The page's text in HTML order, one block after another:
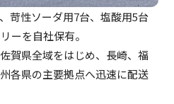
苛性ソーダ用7台、塩酸用5台
ーを自社保有。
賀県全域をはじめ、長崎、福
各県の主要拠点へ迅速に配送